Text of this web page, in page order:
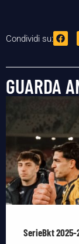
Condividi su:
GUARDA
SerieBkt 2025-